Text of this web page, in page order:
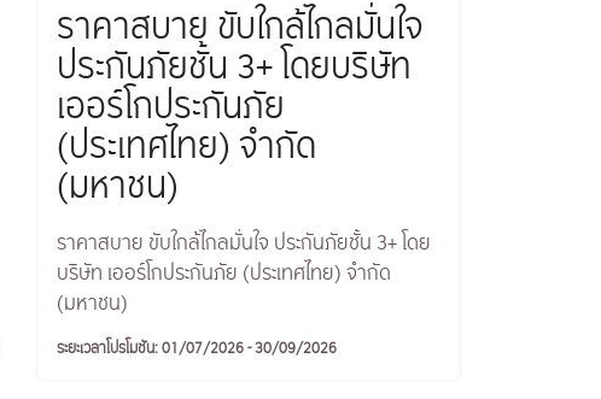
ราคาสบาย ขับใกล้ไกลมั่นใจ
ประกันภัยชั้น 3+ โดยบริษัท
เออร์โกประกันภัย
(ประเทศไทย) จำกัด
(มหาชน)
ราคาสบาย ขับใกล้ไกลมั่นใจ ประกันภัยชั้น 3+ โดย
บริษัท เออร์โกประกันภัย (ประเทศไทย) จำกัด
(มหาชน)
ระยะเวลาโปรโมชัน: 01/07/2026 - 30/09/2026